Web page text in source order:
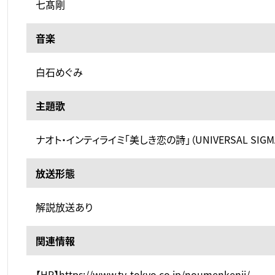
七髙剛
音楽
白石めぐみ
主題歌
ナオト・インティライミ「美しき恋の詩」（UNIVERSAL
放送形態
解説放送あり
関連情報